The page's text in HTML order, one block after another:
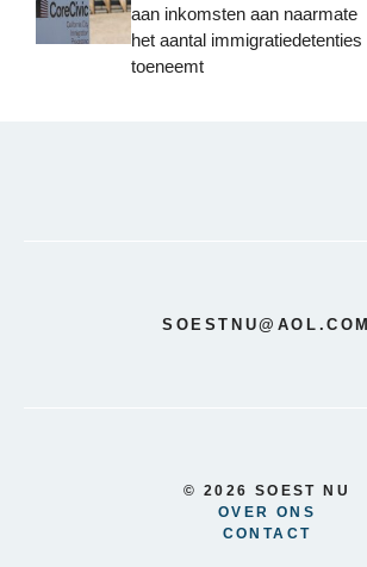
aan inkomsten aan naarmate
het aantal immigratiedetenties
toeneemt
SOESTNU@AOL.COM
© 2026 SOEST NU
OVER ONS
CONTACT